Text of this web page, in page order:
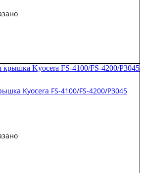
Kyocera FS-4100/FS-4200/P3045